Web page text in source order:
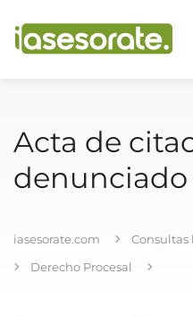
Acta de
denunciado
iasesorate.com
Derecho Procesal